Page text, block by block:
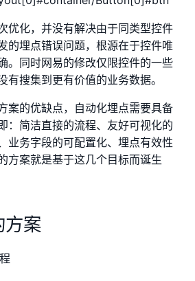
优化，并没有解决由于同类型控件
的埋点错误问题，根源在于控件唯
。同时网易的修改仅限控件的一些
有搜集到更有价值的业务数据。
案的优缺点，自动化埋点需要具备
：简洁直接的流程、友好可视化的
业务字段的可配置化、埋点有效性
方案就是基于这几个目标而诞生
方案